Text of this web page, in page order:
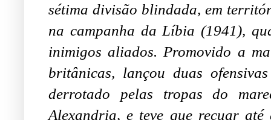
sétima divisão blindada, em
na campanha da Líbia (1941),
inimigos aliados. Promovido a
britânicas, lançou duas
derrotado pelas tropas do
Alexandria, e teve que recuar